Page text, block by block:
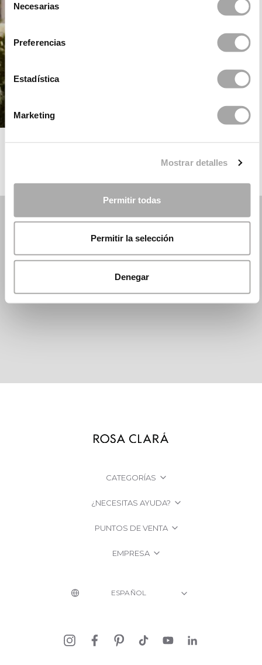
consentimiento
Necesarias
Preferencias
Estadística
Marketing
Mostrar detalles
Permitir todas
Permitir la selección
Denegar
CATEGORÍAS
¿NECESITAS AYUDA?
PUNTOS DE VENTA
EMPRESA